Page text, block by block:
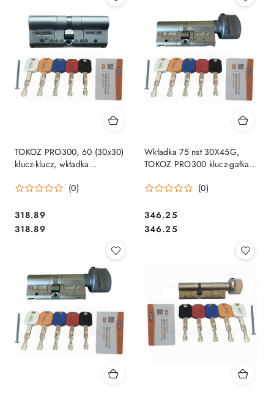
TOKOZ PRO300, 60 (30x30)
klucz-klucz, wkładka
(0)
Cena:
318.89
Cena:
318.89
Wkładka 75 nst 30X45G,
TOKOZ PRO300 klucz-gałka
bezpieczeństwa, 5 kluczy
(0)
Cena:
346.25
Cena:
346.25